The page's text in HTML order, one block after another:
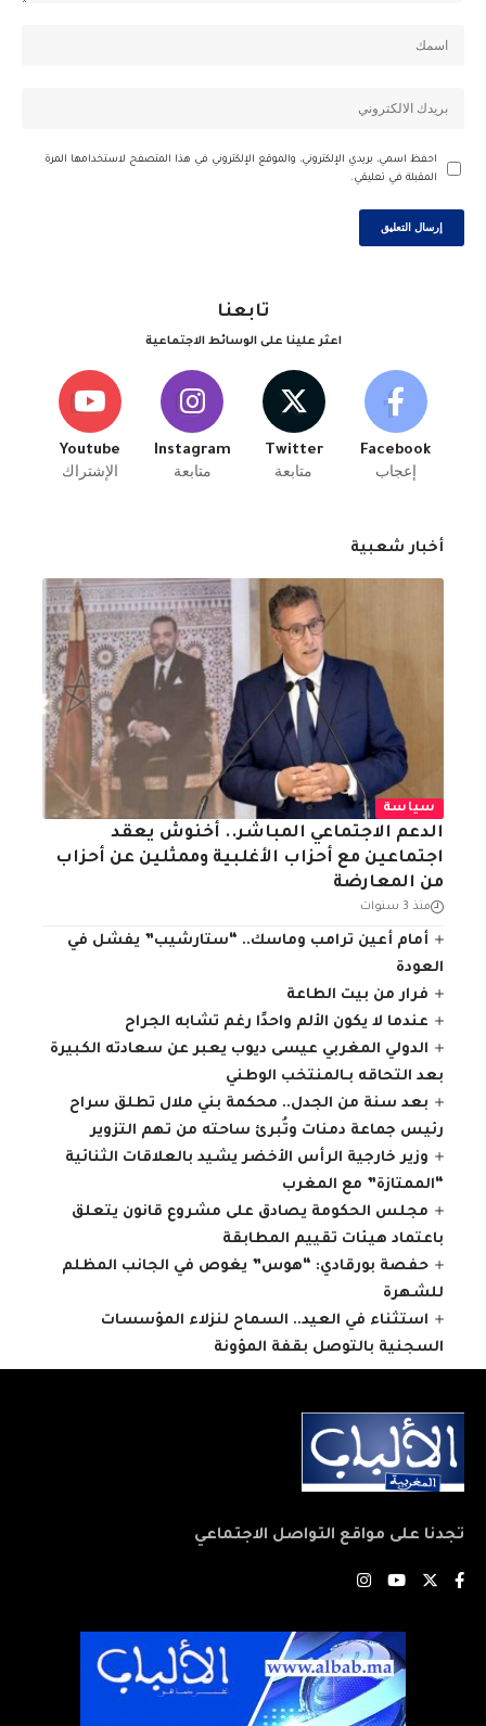
احفظ اسمي، بريدي الإلكتروني، والموقع الإلكتروني في هذا المتصفح لاستخدامها المرة
المقبلة في تعليقي.
تابعنا
اعثر علينا على الوسائط الاجتماعية
Facebook
إعجاب
Twitter
متابعة
Instagram
متابعة
Youtube
الإشتراك
أخبار شعبية
سياسة
الدعم الاجتماعي المباشر.. أخنوش يعقد
اجتماعين مع أحزاب الأغلبية وممثلين عن أحزاب
من المعارضة
منذ 3 سنوات
أمام أعين ترامب وماسك.. “ستارشيب” يفشل في
العودة
فرار من بيت الطاعة
عندما لا يكون الألم واحدًا رغم تشابه الجراح
الدولي المغربي عيسى ديوب يعبر عن سعادته الكبيرة
بعد التحاقه بـالمنتخب الوطني
بعد سنة من الجدل.. محكمة بني ملال تطلق سراح
رئيس جماعة دمنات وتُبرئ ساحته من تهم التزوير
وزير خارجية الرأس الأخضر يشيد بالعلاقات الثنائية
“الممتازة” مع المغرب
مجلس الحكومة يصادق على مشروع قانون يتعلق
باعتماد هيئات تقييم المطابقة
حفصة بورقادي: “هوس” يغوص في الجانب المظلم
للشهرة
استثناء في العيد.. السماح لنزلاء المؤسسات
السجنية بالتوصل بقفة المؤونة
تجدنا على مواقع التواصل الاجتماعي